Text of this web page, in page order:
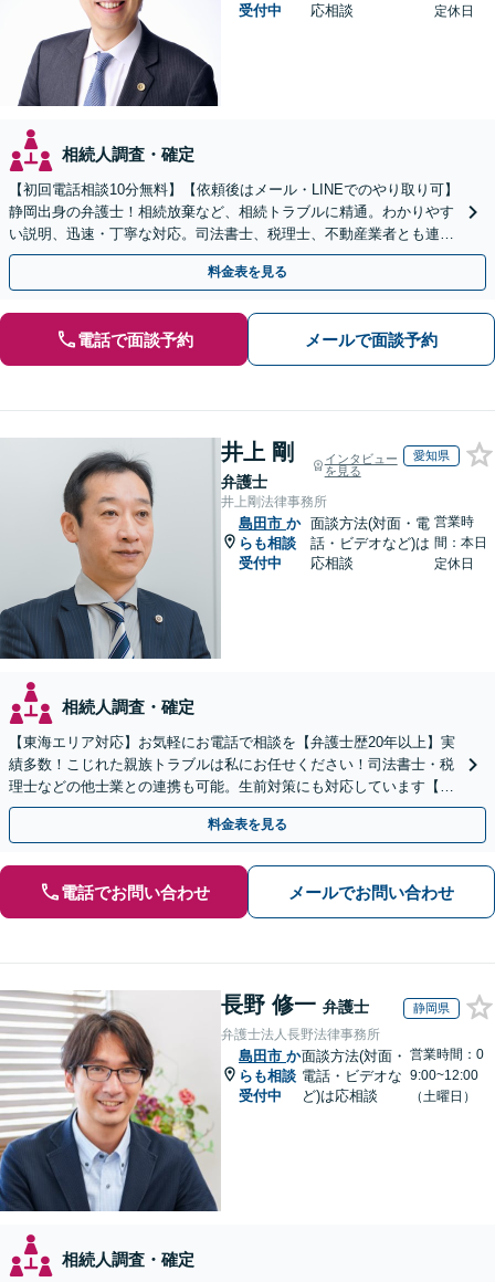
受付中
応相談
定休日
相続人調査・確定
【初回電話相談10分無料】【依頼後はメール・LINEでのやり取り可】
静岡出身の弁護士！相続放棄など、相続トラブルに精通。わかりやす
い説明、迅速・丁寧な対応。司法書士、税理士、不動産業者とも連携
し、遺産相続をトータルサポート【完全個室相談】
料金表を見る
電話で面談予約 メールで面談予約
井上 剛
弁護士
インタビュー
を見る
愛知県
井上剛法律事務所
島田市 か
らも相談
受付中
面談方法(対面・電
話・ビデオなど)は
応相談
営業時
間：本日
定休日
相続人調査・確定
【東海エリア対応】お気軽にお電話で相談を【弁護士歴20年以上】実
績多数！こじれた親族トラブルは私にお任せください！司法書士・税
理士などの他士業との連携も可能。生前対策にも対応しています【夜
間・休日面談可】【完全個室・秘密厳守】
料金表を見る
電話でお問い合わせ メールでお問い合わせ
長野 修一 弁護士 静岡県
弁護士法人長野法律事務所
島田市 か
らも相談
受付中
面談方法(対面・
電話・ビデオな
ど)は応相談
営業時間：0
9:00~12:00
（土曜日）
相続人調査・確定